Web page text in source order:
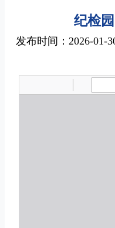
纪检园
发布时间：2026-01-